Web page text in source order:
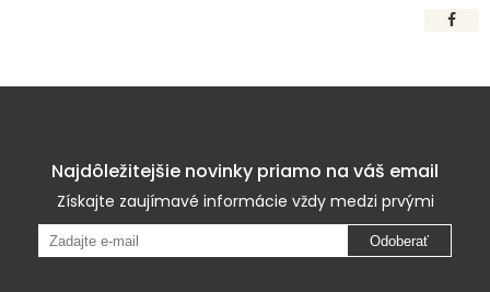
Najdôležitejšie novinky priamo na váš email
Získajte zaujímavé informácie vždy medzi prvými
Odoberať